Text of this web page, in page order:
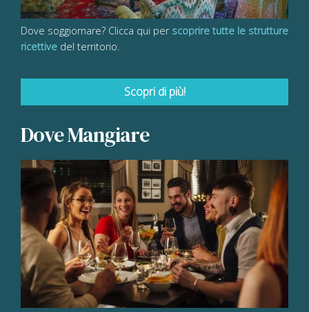
Dove soggiornare? Clicca qui per scoprire tutte le strutture
ricettive del territorio.
Scopri di più!
Dove Mangiare